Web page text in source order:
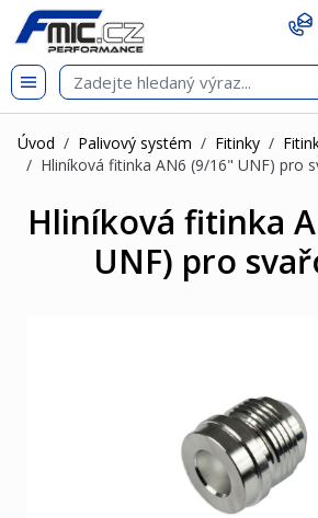
Přejít na obsah
git s
Úvod / Palivový systém / Fitinky /
/ Hliníková fitinka AN6 (9/16" UNF) pro
Hliníková fitinka
UNF) pro